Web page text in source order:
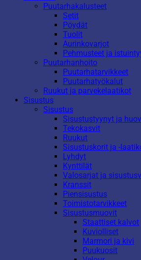
Puutarhakalusteet
Setit
Pöydät
Tuolit
Aurinkovarjot
Pehmusteet ja
Puutarhanhoito
Puutarhatarvikkeet
Puutarhatyökalut
Ruukut ja parvekelaatikot
Sisustus
Sisustus
Sisustustyynyt ja
Tekokasvit
Ruukut
Sisustuskorit ja -
Lyhdyt
Kynttilät
Valosarjat ja
Kranssit
Piensisustus
Toimistotarvikkeet
Sisustusmuovit
Staattiset kalvot
Kuviolliset
Marmori ja kivi
Puukuosit